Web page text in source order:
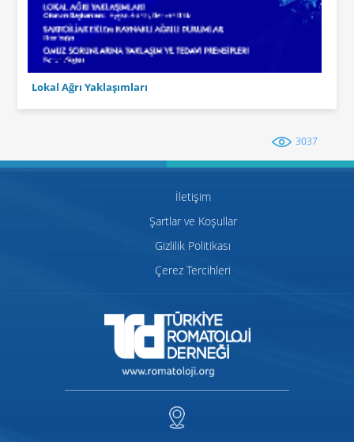
Lokal Ağrı Yaklaşımları
3037
İletişim
Şartlar ve Koşullar
Gizlilik Politikası
Çerez Tercihleri